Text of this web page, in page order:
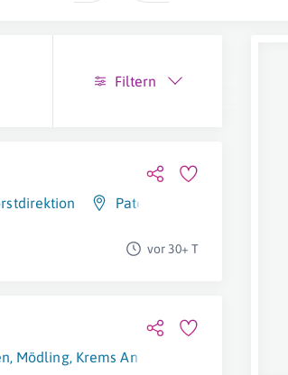
Filtern
Paternion
vor 30+ T
, Mödling, Krems An Der Donau